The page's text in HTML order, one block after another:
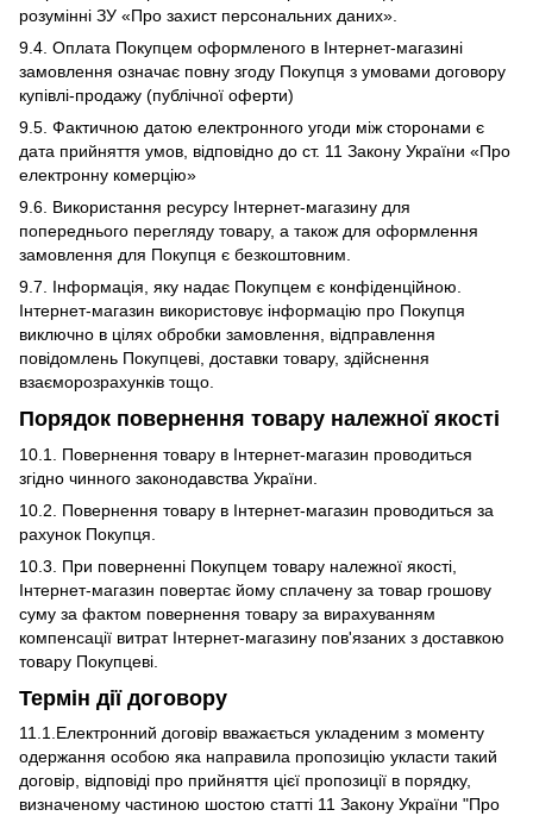
розумінні ЗУ «Про захист персональних даних».
9.4. Оплата Покупцем оформленого в Інтернет-магазині
замовлення означає повну згоду Покупця з умовами договору
купівлі-продажу (публічної оферти)
9.5. Фактичною датою електронного угоди між сторонами є
дата прийняття умов, відповідно до ст. 11 Закону України «Про
електронну комерцію»
9.6. Використання ресурсу Інтернет-магазину для
попереднього перегляду товару, а також для оформлення
замовлення для Покупця є безкоштовним.
9.7. Інформація, яку надає Покупцем є конфіденційною.
Інтернет-магазин використовує інформацію про Покупця
виключно в цілях обробки замовлення, відправлення
повідомлень Покупцеві, доставки товару, здійснення
взаєморозрахунків тощо.
Порядок повернення товару належної якості
10.1. Повернення товару в Інтернет-магазин проводиться
згідно чинного законодавства України.
10.2. Повернення товару в Інтернет-магазин проводиться за
рахунок Покупця.
10.3. При поверненні Покупцем товару належної якості,
Інтернет-магазин повертає йому сплачену за товар грошову
суму за фактом повернення товару за вирахуванням
компенсації витрат Інтернет-магазину пов'язаних з доставкою
товару Покупцеві.
Термін дії договору
11.1.Електронний договір вважається укладеним з моменту
одержання особою яка направила пропозицію укласти такий
договір, відповіді про прийняття цієї пропозиції в порядку,
визначеному частиною шостою статті 11 Закону України "Про